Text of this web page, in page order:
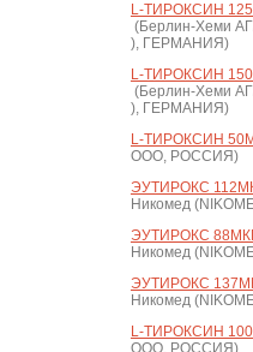
L-ТИРОКСИН
(Берлин-Хеми
), ГЕРМАНИЯ)
L-ТИРОКСИН
(Берлин-Хеми
), ГЕРМАНИЯ)
L-ТИРОКСИН
ООО, РОССИЯ)
ЭУТИРОКС
Никомед
ЭУТИРОКС
Никомед
ЭУТИРОКС
Никомед
L-ТИРОКСИН
ООО, РОССИЯ)